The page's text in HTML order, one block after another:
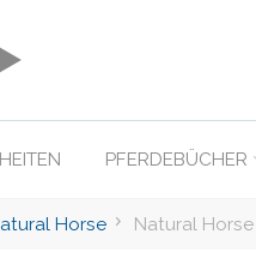
PFERDEBÜCHER
Horse Natural